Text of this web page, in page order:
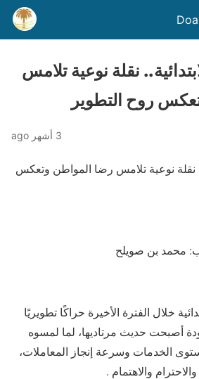
نقلة نوعية تلامس
روح التطوير
3 أشهر ago
نقلة نوعية تلامس رضا المواطن وتعكس
محمد بن صويلح
خلال الفترة الأخيرة حراكًا تطويريًا
أصبحت حديث مرتاديها، لما لمسوه
الخدمات وسرعة إنجاز المعاملات،
والاهتمام .